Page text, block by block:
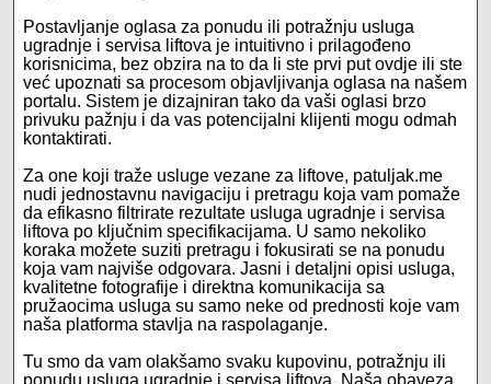
Postavljanje oglasa za ponudu ili potražnju usluga
ugradnje i servisa liftova je intuitivno i prilagođeno
korisnicima, bez obzira na to da li ste prvi put ovdje ili ste
već upoznati sa procesom objavljivanja oglasa na našem
portalu. Sistem je dizajniran tako da vaši oglasi brzo
privuku pažnju i da vas potencijalni klijenti mogu odmah
kontaktirati.
Za one koji traže usluge vezane za liftove, patuljak.me
nudi jednostavnu navigaciju i pretragu koja vam pomaže
da efikasno filtrirate rezultate usluga ugradnje i servisa
liftova po ključnim specifikacijama. U samo nekoliko
koraka možete suziti pretragu i fokusirati se na ponudu
koja vam najviše odgovara. Jasni i detaljni opisi usluga,
kvalitetne fotografije i direktna komunikacija sa
pružaocima usluga su samo neke od prednosti koje vam
naša platforma stavlja na raspolaganje.
Tu smo da vam olakšamo svaku kupovinu, potražnju ili
ponudu usluga ugradnje i servisa liftova. Naša obaveza